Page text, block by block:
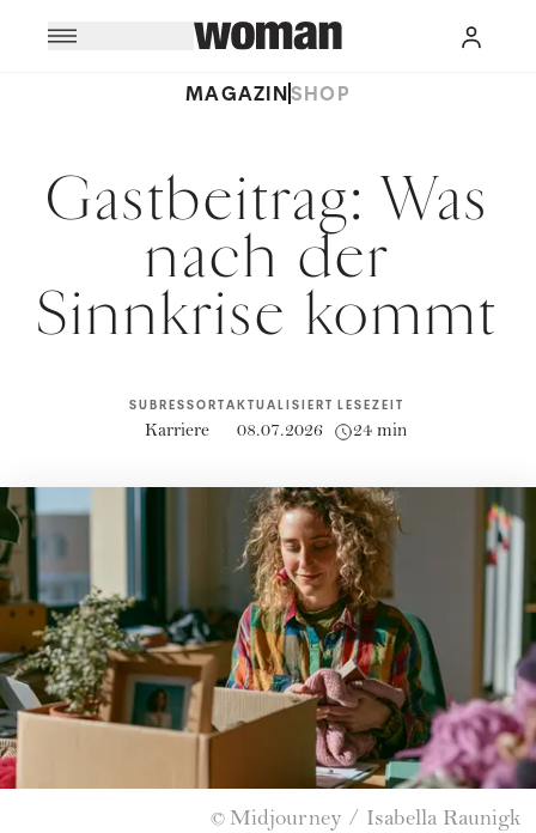
MAGAZINSHOP
Gastbeitrag: Was
nach der
Sinnkrise kommt
SUBRESSORT
Karriere
AKTUALISIERT
08.07.2026
LESEZEIT
24 min
© Midjourney / Isabella Raunigk